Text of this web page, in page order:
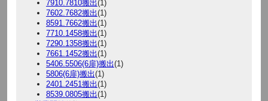
7910.7810搬出(1)
7602.7682搬出(1)
8591.7662搬出(1)
7710.1458搬出(1)
7290.1358搬出(1)
7661.1452搬出(1)
5406.5506(6扉)搬出(1)
5806(6扉)搬出(1)
2401.2451搬出(1)
8539.0805搬出(1)